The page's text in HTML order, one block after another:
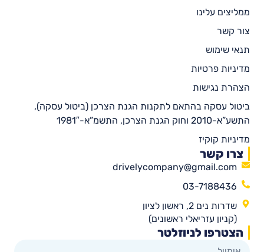
ממליצים עלינו
צור קשר
תנאי שימוש
מדיניות פרטיות
הצהרת נגישות
ביטול עסקה בהתאם לתקנות הגנת הצרכן (ביטול עסקה),
התשע”א-2010 וחוק הגנת הצרכן, התשמ”א-1981″
מדיניות קוקיז
צרו קשר
drivelycompany@gmail.com
03-7188436
שדרות נים 2, ראשון לציון
(קניון עזריאלי ראשונים)
הצטרפו לניוזלטר